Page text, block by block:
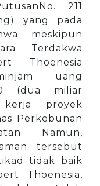
211
yang pada
meskipun
Terdakwa
Thoenesia
uang
(dua miliar
proyek
Perkebunan
Namun,
tersebut
tidak baik
Thoenesia,